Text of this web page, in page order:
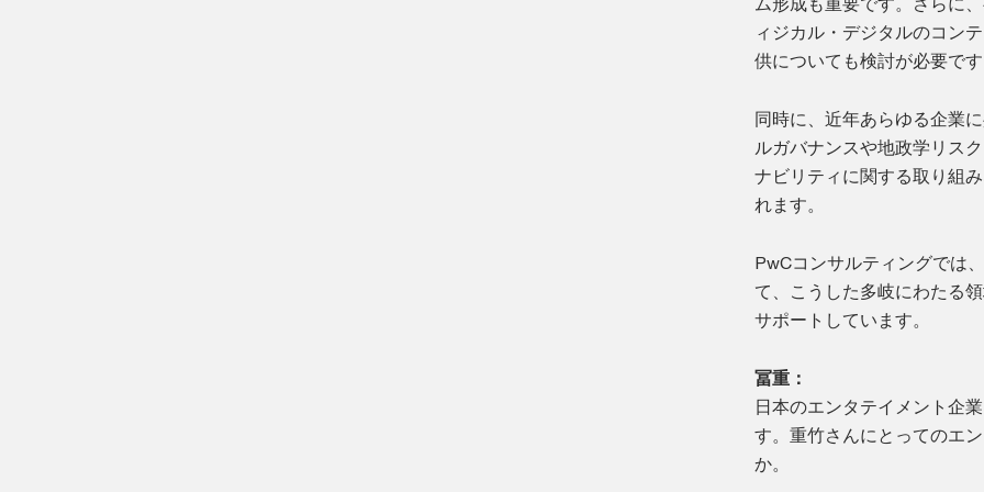
ィジカル・デジタルのコン
供についても検討が必要で
同時に、近年あらゆる企業
ルガバナンスや地政学リス
ナビリティに関する取り組
れます。
PwCコンサルティングでは
て、こうした多岐にわたる
サポートしています。
冨重：
日本のエンタテイメント企
す。重竹さんにとってのエ
か。